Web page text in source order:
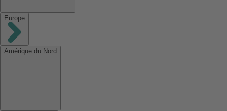
Europe
Amérique du Nord